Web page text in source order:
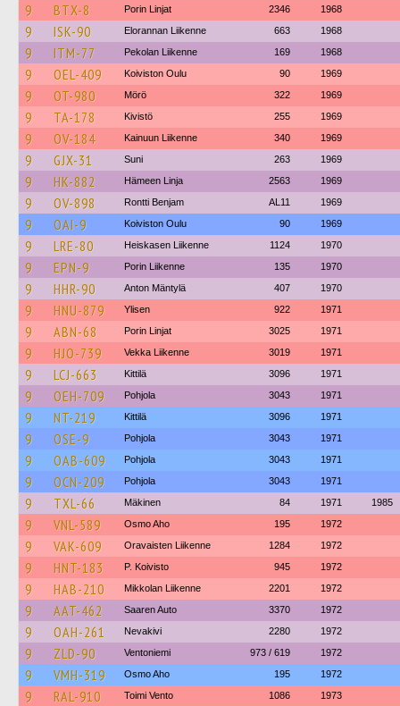
9 BTX-8 Porin Linjat 2346 1968
9 ISK-90 Elorannan Liikenne 663 1968
9 ITM-77 Pekolan Liikenne 169 1968
9 OEL-409 Koiviston Oulu 90 1969
9 OT-980 Mörö 322 1969
9 TA-178 Kivistö 255 1969
9 OV-184 Kainuun Liikenne 340 1969
9 GJX-31 Suni 263 1969
9 HK-882 Hämeen Linja 2563 1969
9 OV-898 Rontti Benjam AL11 1969
9 OAI-9 Koiviston Oulu 90 1969
9 LRE-80 Heiskasen Liikenne 1124 1970
9 EPN-9 Porin Liikenne 135 1970
9 HHR-90 Anton Mäntylä 407 1970
9 HNU-879 Ylisen 922 1971
9 ABN-68 Porin Linjat 3025 1971
9 HJO-739 Vekka Liikenne 3019 1971
9 LCJ-663 Kittilä 3096 1971
9 OEH-709 Pohjola 3043 1971
9 NT-219 Kittilä 3096 1971
9 OSE-9 Pohjola 3043 1971
9 OAB-609 Pohjola 3043 1971
9 OCN-209 Pohjola 3043 1971
9 TXL-66 Mäkinen 84 1971 1985
9 VNL-589 Osmo Aho 195 1972
9 VAK-609 Oravaisten Liikenne 1284 1972
9 HNT-183 P. Koivisto 945 1972
9 HAB-210 Mikkolan Liikenne 2201 1972
9 AAT-462 Saaren Auto 3370 1972
9 OAH-261 Nevakivi 2280 1972
9 ZLD-90 Ventoniemi 973 / 619 1972
9 VMH-319 Osmo Aho 195 1972
9 RAL-910 Toimi Vento 1086 1973